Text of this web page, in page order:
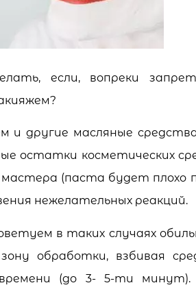
если, вопреки
и другие масляные
остатки косметических
(паста будет плохо
нежелательных реакций.
в таких случаях
обработки, взбивая
(до 3- 5-ти